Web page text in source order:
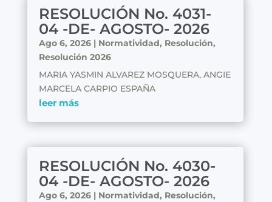
RESOLUCIÓN No. 4031-
04 -DE- AGOSTO- 2026
Ago 6, 2026| Normatividad, Resolución,
Resolución 2026
MARIA YASMIN ALVAREZ MOSQUERA, ANGIE
MARCELA CARPIO ESPAÑA
leer más
RESOLUCIÓN No. 4030-
04 -DE- AGOSTO- 2026
Ago 6, 2026| Normatividad, Resolución,